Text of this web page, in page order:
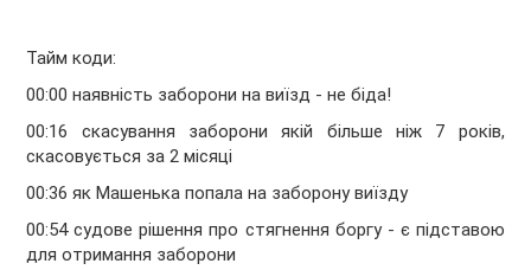
Тайм коди:
00:00 наявність заборони на виїзд - не біда!
00:16 скасування заборони якій більше ніж 7 років,
скасовується за 2 місяці
00:36 як Машенька попала на заборону виїзду
00:54 судове рішення про стягнення боргу - є підставою
для отримання заборони